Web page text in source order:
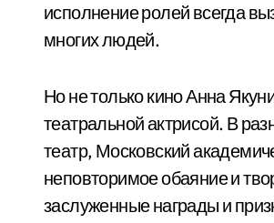
исполнение ролей всегда
многих людей.
Но не только кино Анна
театральной актрисой. В
театр, Московский
неповторимое обаяние и
заслуженные награды и